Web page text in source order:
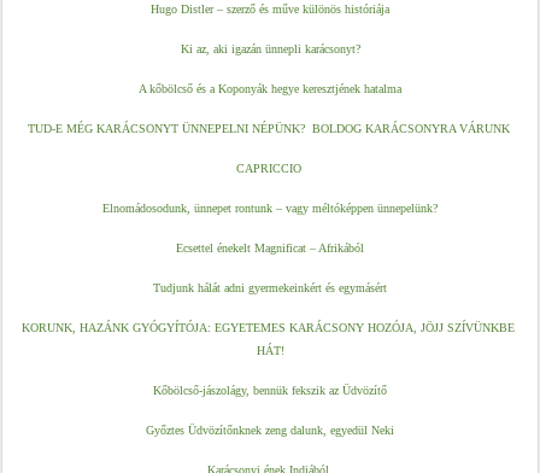
Hugo Distler – szerző és műve különös históriája
Ki az, aki igazán ünnepli karácsonyt?
A kőbölcső és a Koponyák hegye keresztjének hatalma
TUD-E MÉG KARÁCSONYT ÜNNEPELNI NÉPÜNK?  BOLDOG KARÁCSONYRA VÁRUNK
CAPRICCIO
Elnomádosodunk, ünnepet rontunk – vagy méltóképpen ünnepelünk?
Ecsettel énekelt Magnificat – Afrikából
Tudjunk hálát adni gyermekeinkért és egymásért
KORUNK, HAZÁNK GYÓGYÍTÓJA: EGYETEMES KARÁCSONY HOZÓJA, JÖJJ SZÍVÜNKBE
HÁT!
Kőbölcső-jászolágy, bennük fekszik az Üdvözítő
Győztes Üdvözítőnknek zeng dalunk, egyedül Neki
Karácsonyi ének Indiából